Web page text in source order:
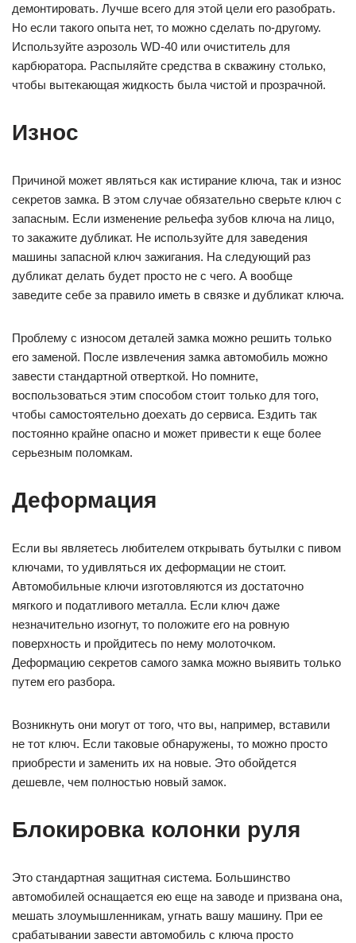
демонтировать. Лучше всего для этой цели его разобрать.
Но если такого опыта нет, то можно сделать по-другому.
Используйте аэрозоль WD-40 или очиститель для
карбюратора. Распыляйте средства в скважину столько,
чтобы вытекающая жидкость была чистой и прозрачной.
Износ
Причиной может являться как истирание ключа, так и износ
секретов замка. В этом случае обязательно сверьте ключ с
запасным. Если изменение рельефа зубов ключа на лицо,
то закажите дубликат. Не используйте для заведения
машины запасной ключ зажигания. На следующий раз
дубликат делать будет просто не с чего. А вообще
заведите себе за правило иметь в связке и дубликат ключа.
Проблему с износом деталей замка можно решить только
его заменой. После извлечения замка автомобиль можно
завести стандартной отверткой. Но помните,
воспользоваться этим способом стоит только для того,
чтобы самостоятельно доехать до сервиса. Ездить так
постоянно крайне опасно и может привести к еще более
серьезным поломкам.
Деформация
Если вы являетесь любителем открывать бутылки с пивом
ключами, то удивляться их деформации не стоит.
Автомобильные ключи изготовляются из достаточно
мягкого и податливого металла. Если ключ даже
незначительно изогнут, то положите его на ровную
поверхность и пройдитесь по нему молоточком.
Деформацию секретов самого замка можно выявить только
путем его разбора.
Возникнуть они могут от того, что вы, например, вставили
не тот ключ. Если таковые обнаружены, то можно просто
приобрести и заменить их на новые. Это обойдется
дешевле, чем полностью новый замок.
Блокировка колонки руля
Это стандартная защитная система. Большинство
автомобилей оснащается ею еще на заводе и призвана она,
мешать злоумышленникам, угнать вашу машину. При ее
срабатывании завести автомобиль с ключа просто